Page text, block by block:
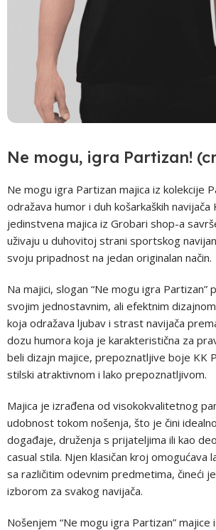
Ne mogu, igra Partizan!
Ne mogu igra Partizan majica iz kolekcije
odražava humor i duh košarkaških navijača
jedinstvena majica iz Grobari shop-a
uživaju u duhovitoj strani sportskog
svoju pripadnost na jedan originalan način.
Na majici, slogan “Ne mogu igra Partizan”
svojim jednostavnim, ali efektnim
koja odražava ljubav i strast navijača
dozu humora koja je karakteristična za
beli dizajn majice, prepoznatljive boje KK
stilski atraktivnom i lako prepoznatljivom.
Majica je izrađena od visokokvalitetnog
udobnost tokom nošenja, što je čini
događaje, druženja s prijateljima ili kao
casual stila. Njen klasičan kroj omogućava
sa različitim odevnim predmetima, čineći
izborom za svakog navijača.
Nošenjem “Ne mogu igra Partizan”